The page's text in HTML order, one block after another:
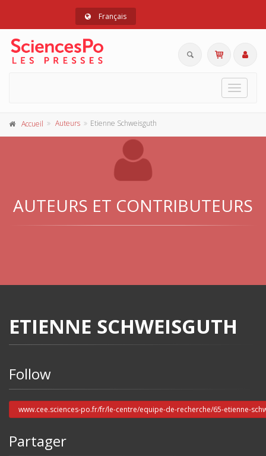
Français
Toggle
Accueil Auteurs Etienne Schweisguth
AUTEURS ET CONTRIBUTEURS
ETIENNE SCHWEISGUTH
Follow
www.cee.sciences-po.fr/fr/le-centre/equipe-de-recherche/65-etienne-
Partager